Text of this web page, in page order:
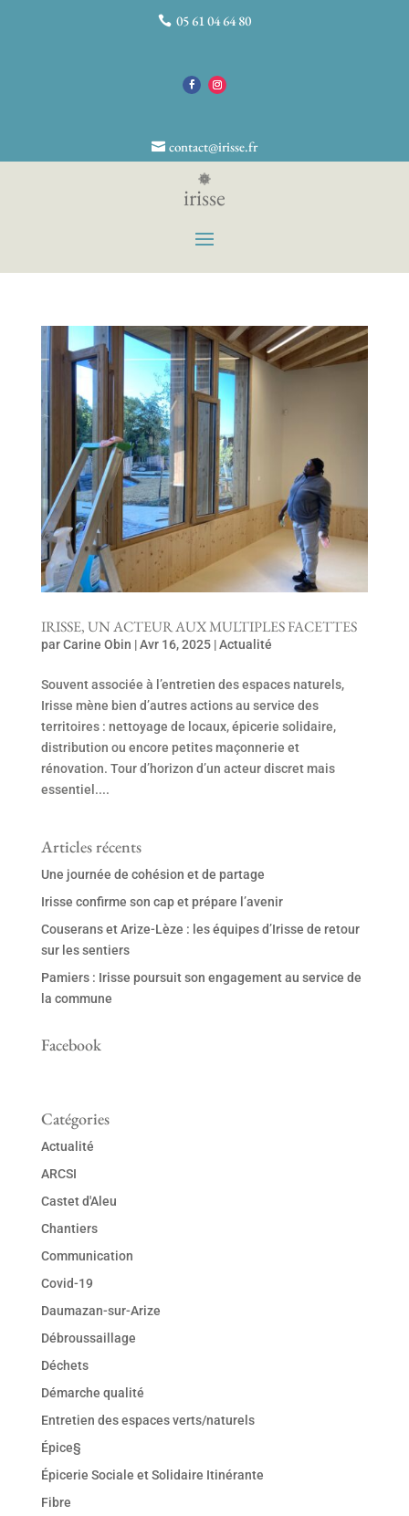
05 61 04 64 80
contact@irisse.fr
irisse
IRISSE, UN ACTEUR AUX MULTIPLES FACETTES
parCarine Obin |Avr 16, 2025|Actualité
Souvent associée à l’entretien des espaces naturels,
Irisse mène bien d’autres actions au service des
territoires : nettoyage de locaux, épicerie solidaire,
distribution ou encore petites maçonnerie et
rénovation. Tour d’horizon d’un acteur discret mais
essentiel....
Articles récents
Une journée de cohésion et de partage
Irisse confirme son cap et prépare l’avenir
Couserans et Arize-Lèze : les équipes d’Irisse de retour
sur les sentiers
Pamiers : Irisse poursuit son engagement au service de
la commune
Facebook
Catégories
Actualité
ARCSI
Castet d'Aleu
Chantiers
Communication
Covid-19
Daumazan-sur-Arize
Débroussaillage
Déchets
Démarche qualité
Entretien des espaces verts/naturels
Épice§
Épicerie Sociale et Solidaire Itinérante
Fibre